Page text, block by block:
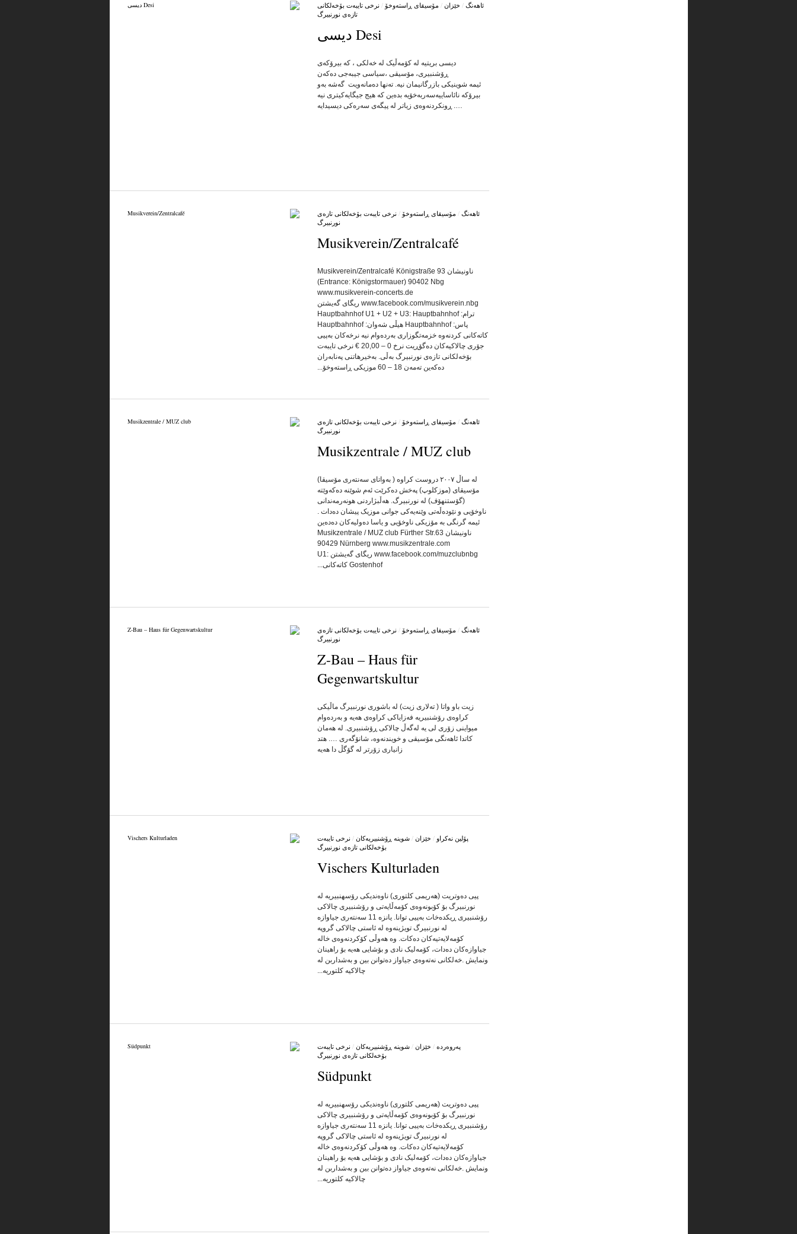
ئاهه‌نگ / خێزان / مۆسیقای ڕاسته‌وخۆ / نرخی تایبه‌ت بۆخه‌لکانی
تازه‌ی نورنبیرگ
Desi دیسی
دیسی بریتیە لە کۆمەڵیک لە خەلکی ، کە بیرۆکەی
ڕۆشنبیری، مۆسیقی ،سیاسی جیبەجی دەکەن
ئیمە شوینیکی بازرگانیمان نیە. تەنها دەمانەویت گەشە بەو
بیرۆکە نائاساییەسەربەخۆیە بدەین کە هیج جیگایەکیتری نیە
…. ڕونکردنەوەی زیاتر لە پیگەی سەرەکی دیسیدایە
ئاهه‌نگ / مۆسیقای ڕاسته‌وخۆ / نرخی تایبه‌ت بۆخه‌لکانی تازه‌ی
نورنبیرگ
Musikverein/Zentralcafé
ناونیشان Musikverein/Zentralcafé Königstraße 93
(Entrance: Königstormauer) 90402 Nbg
www.musikverein-concerts.de
www.facebook.com/musikverein.nbg ریگای گه‌یشتن
ترام: Hauptbahnhof U1 + U2 + U3: Hauptbahnhof
پاس: Hauptbahnhof هیڵی شه‌وان: Hauptbahnhof
کاته‌کانی کردنه‌وه‌ خزمه‌تگوزاری به‌رده‌وام نیه‌ نرخه‌کان به‌پیی
جۆری چالاکیه‌کان ده‌گۆڕیت نرخ 0 – 20,00 € نرخی تایبه‌ت
بۆخه‌لکانی تازه‌ی نورنبیرگ به‌ڵی. به‌خیرهاتنی په‌نابه‌ران
ده‌که‌ین ته‌مه‌ن 18 – 60 موزیکی ڕاسته‌وخۆ...
ئاهه‌نگ / مۆسیقای ڕاسته‌وخۆ / نرخی تایبه‌ت بۆخه‌لکانی تازه‌ی
نورنبیرگ
Musikzentrale / MUZ club
له‌ ساڵ ۲۰۰۷ دروست کراوه‌ ( به‌واتای سه‌نته‌ری مۆسیقا)
مۆسیقای (موزکلوپ) په‌خش ده‌کرێت ئه‌م شوێنه‌ ده‌که‌وێته‌
(گۆستنهۆف) له‌ نورنبیرگ. هه‌ڵبژاردنی هونه‌رمه‌ندانی
ناوخۆیی و نێوده‌ڵه‌تی وێنه‌یه‌کی جوانی موزیک پیشان ده‌دات .
ئیمه‌ گرنگی به‌ مۆزیکی ناوخۆیی و یاسا ده‌ولیه‌کان ده‌ده‌ین
ناونیشان Musikzentrale / MUZ club Fürther Str.63
90429 Nürnberg www.musikzentrale.com
www.facebook.com/muzclubnbg ریگای گه‌یشتن U1:
Gostenhof کاته‌کانی...
ئاهه‌نگ / مۆسیقای ڕاسته‌وخۆ / نرخی تایبه‌ت بۆخه‌لکانی تازه‌ی
نورنبیرگ
Z-Bau – Haus für
Gegenwartskultur
زیت باو واتا ( ته‌لاری زیت) له‌ باشوری نورنبیرگ ماڵیکی
کراوه‌ی رۆشنبیریه‌ فه‌زایاکی کراوه‌ی هه‌یه‌ و به‌رده‌وام
میواینی زۆری لی یه‌ له‌گه‌ڵ چالاکی ڕۆشنبیری. له‌ هه‌مان
کاتدا ئاهه‌نگی مۆسیقی و خویندنه‌وه‌، شانۆگه‌ری …. هتد
زانیاری زۆرتر له‌ گۆگڵ دا هه‌یه
پۆلین نه‌کراو / خێزان /شوینه‌ ڕۆشنبیریه‌کان / نرخی تایبه‌ت
بۆخه‌لکانی تازه‌ی نورنبیرگ
Vischers Kulturladen
پیی ده‌وتریت (هه‌ریمی کلتوری) ناوه‌ندیکی رۆسهنبیریه‌ له‌
نورنبیرگ بۆ کۆبونه‌وه‌ی کۆمه‌ڵایه‌تی و رۆشنبیری چالاکی
رۆشنبیری ڕیکده‌خات به‌پیی توانا. یانزه‌ 11 سه‌نته‌ری جیاوازه‌
له‌ نورنبیرگ تویژینه‌وه‌ له‌ ئاستی چالاکی گروپه‌
کۆمه‌لایه‌تیه‌کان ده‌کات. وه‌ هه‌وڵی کۆکردنه‌وه‌ی خاله‌
جیاوازه‌کان ده‌دات، کۆمه‌لیک نادی و بۆشایی هه‌یه‌ بۆ راهینان
ونمایش .خه‌لکانی نه‌ته‌وه‌ی جیاواز ده‌توانن بین و به‌شداربن له‌
چالاکیه‌ کلتوریه‌...
په‌روه‌رده‌ / خێزان /شوینه‌ ڕۆشنبیریه‌کان / نرخی تایبه‌ت
بۆخه‌لکانی تازه‌ی نورنبیرگ
Südpunkt
پیی ده‌وتریت (هه‌ریمی کلتوری) ناوه‌ندیکی رۆسهنبیریه‌ له‌
نورنبیرگ بۆ کۆبونه‌وه‌ی کۆمه‌ڵایه‌تی و رۆشنبیری چالاکی
رۆشنبیری ڕیکده‌خات به‌پیی توانا. یانزه‌ 11 سه‌نته‌ری جیاوازه‌
له‌ نورنبیرگ تویژینه‌وه‌ له‌ ئاستی چالاکی گروپه‌
کۆمه‌لایه‌تیه‌کان ده‌کات. وه‌ هه‌وڵی کۆکردنه‌وه‌ی خاله‌
جیاوازه‌کان ده‌دات، کۆمه‌لیک نادی و بۆشایی هه‌یه‌ بۆ راهینان
ونمایش .خه‌لکانی نه‌ته‌وه‌ی جیاواز ده‌توانن بین و به‌شداربن له‌
چالاکیه‌ کلتوریه‌...